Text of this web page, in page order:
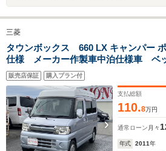
三菱
タウンボックス 660 LX キャンパー
仕様 メーカー作製車中泊仕様車
ブバッテリー POPアップルーフ
販売店保証 購入プラン付
支払総額
110.8万円
通常ローン 月々
年式 2011年